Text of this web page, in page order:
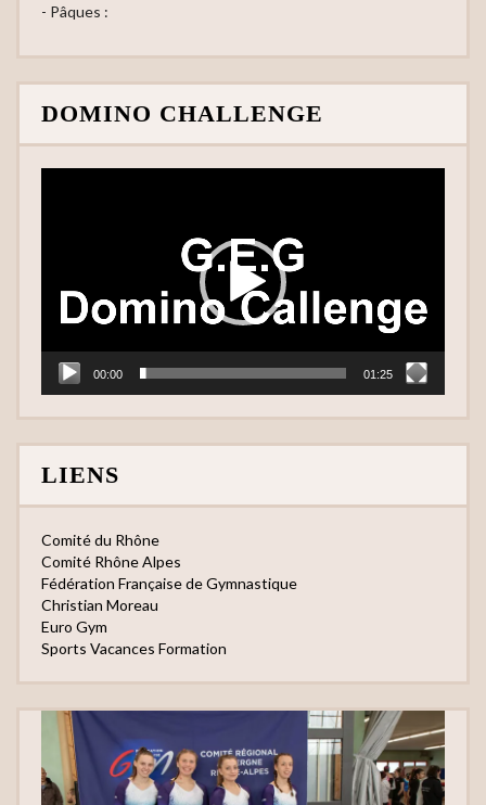
- Pâques :
DOMINO CHALLENGE
00:00 01:25
LIENS
Comité du Rhône
Comité Rhône Alpes
Fédération Française de Gymnastique
Christian Moreau
Euro Gym
Sports Vacances Formation